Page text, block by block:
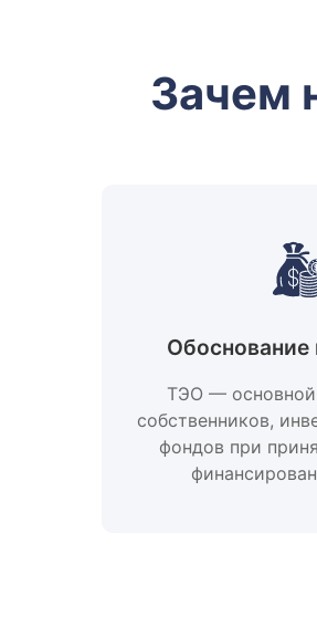
Зачем
Обоснование
ТЭО — основной
собственников,
фондов при